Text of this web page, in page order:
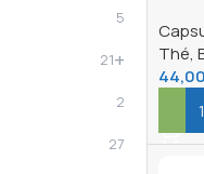
5
21+
2
27
Thé,